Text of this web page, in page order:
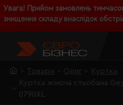
Увага! Прийом замовлень
знищення складу внаслідок
Товари Одяг
Куртки
Куртка жіноча стьобана
0790XL